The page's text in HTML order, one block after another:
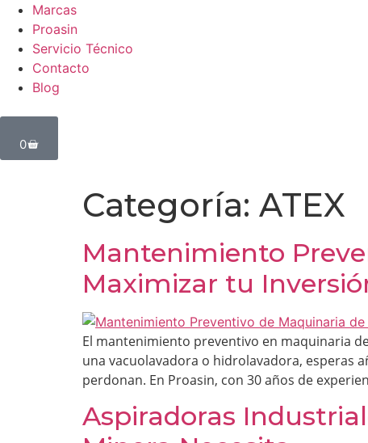
Marcas
Proasin
Servicio Técnico
Contacto
Blog
0
Categoría: ATEX
Mantenimiento
Maximizar tu
El mantenimiento preventivo en maquinaria
una vacuolavadora o hidrolavadora, esperas
perdonan. En Proasin, con 30 años de
Aspiradoras